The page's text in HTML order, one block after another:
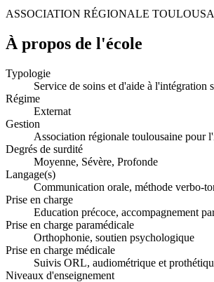
ASSOCIATION RÉGIONALE
À propos de l'école
Typologie
Service de soins et d'aide à l'intégration
Régime
Externat
Gestion
Association régionale toulousaine pour
Degrés de surdité
Moyenne, Sévère, Profonde
Langage(s)
Communication orale, méthode verbo-
Prise en charge
Education précoce, accompagnement
Prise en charge paramédicale
Orthophonie, soutien psychologique
Prise en charge médicale
Suivis ORL, audiométrique et
Niveaux d'enseignement